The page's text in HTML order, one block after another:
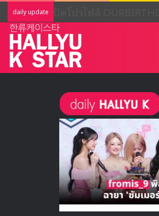
daily update